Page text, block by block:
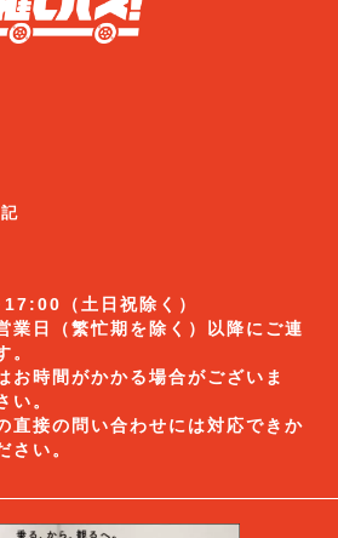
（土日祝除く）
業日（繁忙期を除く）以降にご連
。
お時間がかかる場合がございま
い。
直接の問い合わせには対応できか
さい。